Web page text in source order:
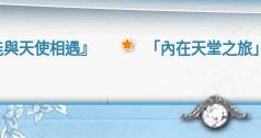
天使相遇』 「內在天堂之